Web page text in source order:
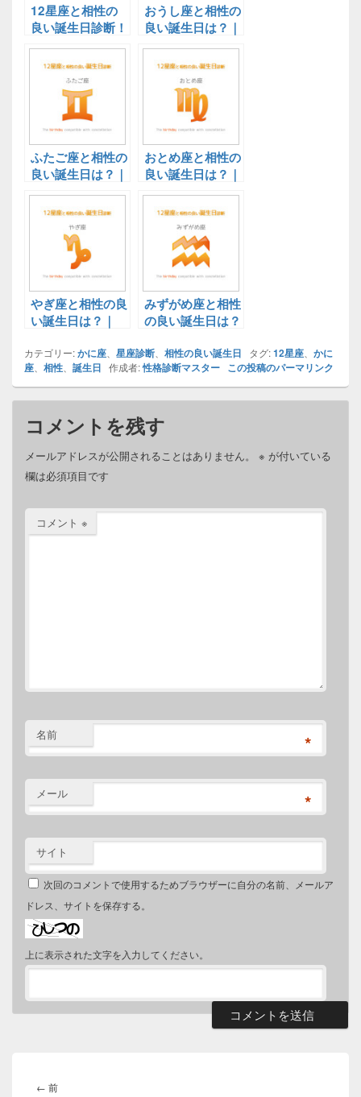
12星座と相性の
良い誕生日診断！
決定版
おうし座と相性の
良い誕生日は？｜
12星座と相性の
良い誕生日診断！
決定版
ふたご座と相性の
良い誕生日は？｜
12星座と相性の
良い誕生日診断！
おとめ座と相性の
良い誕生日は？｜
12星座と相性の
良い誕生日診断！
決定版
やぎ座と相性の良
い誕生日は？｜
良い誕生日診断！
決定版
みずがめ座と相性
の良い誕生日は？
の良い誕生日診
断！決定版
カテゴリー:かに座 星座診断 相性の良い誕生日 タグ:12星座
かに
座
相性 誕生日 作成者:性格診断マスター この投稿のパーマリンク
コメントを残す
メールアドレスが公開されることはありません。 ※ が付いている
欄は必須項目です
コメント ※
名前 *
メール *
サイト
次回のコメントで使用するためブラウザーに自分の名前、メールア
ドレス、サイトを保存する。
上に表示された文字を入力してください。
稿
← 前前